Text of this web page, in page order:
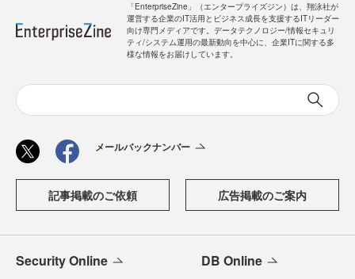
「EnterpriseZine」（エンタープライズジン）は、翔泳社が
運営する企業のIT活用とビジネス成長を支援するITリーダー
向け専門メディアです。データテクノロジー/情報セキュリ
ティ/システム運用の最新動向を中心に、企業ITに関する多
様な情報をお届けしています。
メールバックナンバー
記事掲載のご依頼 広告掲載のご案内
Security Online DB Online